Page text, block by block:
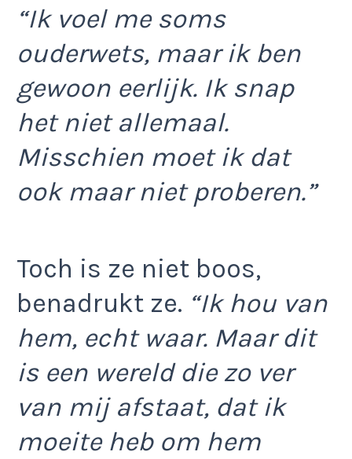
“Ik voel me soms
ouderwets, maar ik ben
gewoon eerlijk. Ik snap
het niet allemaal.
Misschien moet ik dat
ook maar niet proberen.”
Toch is ze niet boos,
benadrukt ze. “Ik hou van
hem, echt waar. Maar dit
is een wereld die zo ver
van mij afstaat, dat ik
moeite heb om hem